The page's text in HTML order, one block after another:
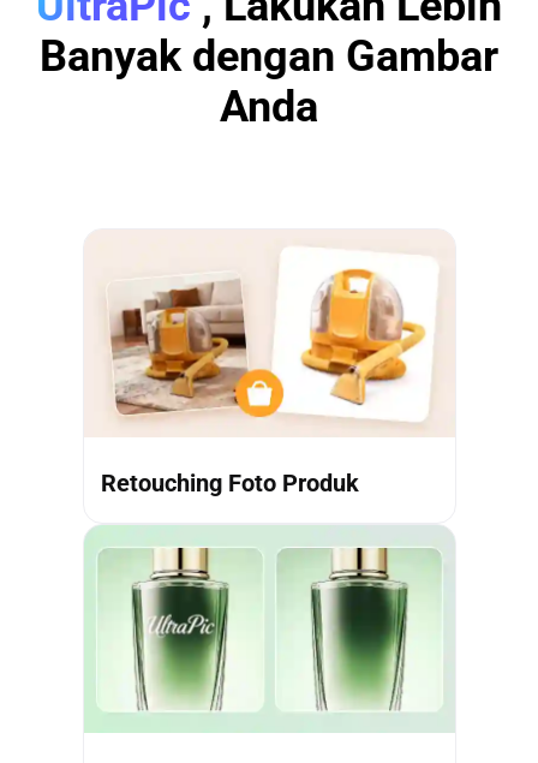
Banyak dengan Gambar
Anda
Retouching Foto Produk